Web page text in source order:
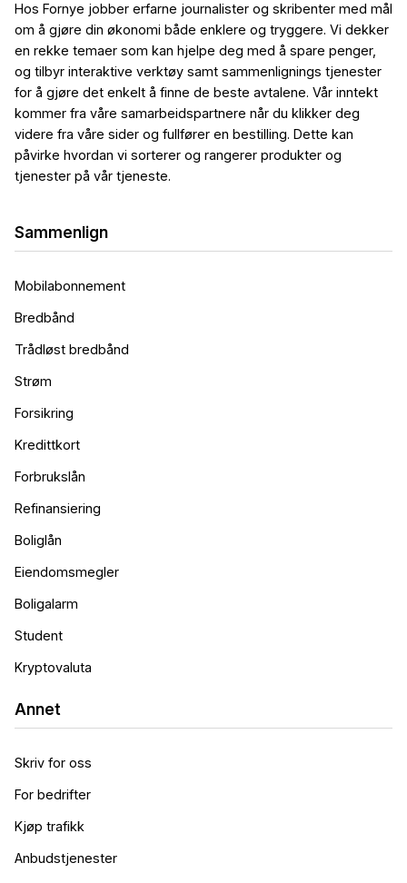
Hos Fornye jobber erfarne journalister og skribenter med mål
om å gjøre din økonomi både enklere og tryggere. Vi dekker
en rekke temaer som kan hjelpe deg med å spare penger,
og tilbyr interaktive verktøy samt sammenlignings tjenester
for å gjøre det enkelt å finne de beste avtalene. Vår inntekt
kommer fra våre samarbeidspartnere når du klikker deg
videre fra våre sider og fullfører en bestilling. Dette kan
påvirke hvordan vi sorterer og rangerer produkter og
tjenester på vår tjeneste.
Sammenlign
Mobilabonnement
Bredbånd
Trådløst bredbånd
Strøm
Forsikring
Kredittkort
Forbrukslån
Refinansiering
Boliglån
Eiendomsmegler
Boligalarm
Student
Kryptovaluta
Annet
Skriv for oss
For bedrifter
Kjøp trafikk
Anbudstjenester